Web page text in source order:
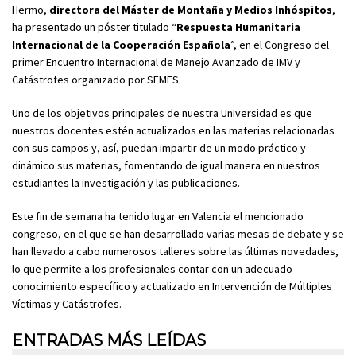
Hermo, directora del Máster de Montaña y Medios Inhóspitos,
ha presentado un póster titulado “Respuesta Humanitaria
Internacional de la Cooperación Española”, en el Congreso del
primer Encuentro Internacional de Manejo Avanzado de IMV y
Catástrofes organizado por SEMES.
Uno de los objetivos principales de nuestra Universidad es que
nuestros docentes estén actualizados en las materias relacionadas
con sus campos y, así, puedan impartir de un modo práctico y
dinámico sus materias, fomentando de igual manera en nuestros
estudiantes la investigación y las publicaciones.
Este fin de semana ha tenido lugar en Valencia el mencionado
congreso, en el que se han desarrollado varias mesas de debate y se
han llevado a cabo numerosos talleres sobre las últimas novedades,
lo que permite a los profesionales contar con un adecuado
conocimiento específico y actualizado en Intervención de Múltiples
Víctimas y Catástrofes.
ENTRADAS MÁS LEÍDAS